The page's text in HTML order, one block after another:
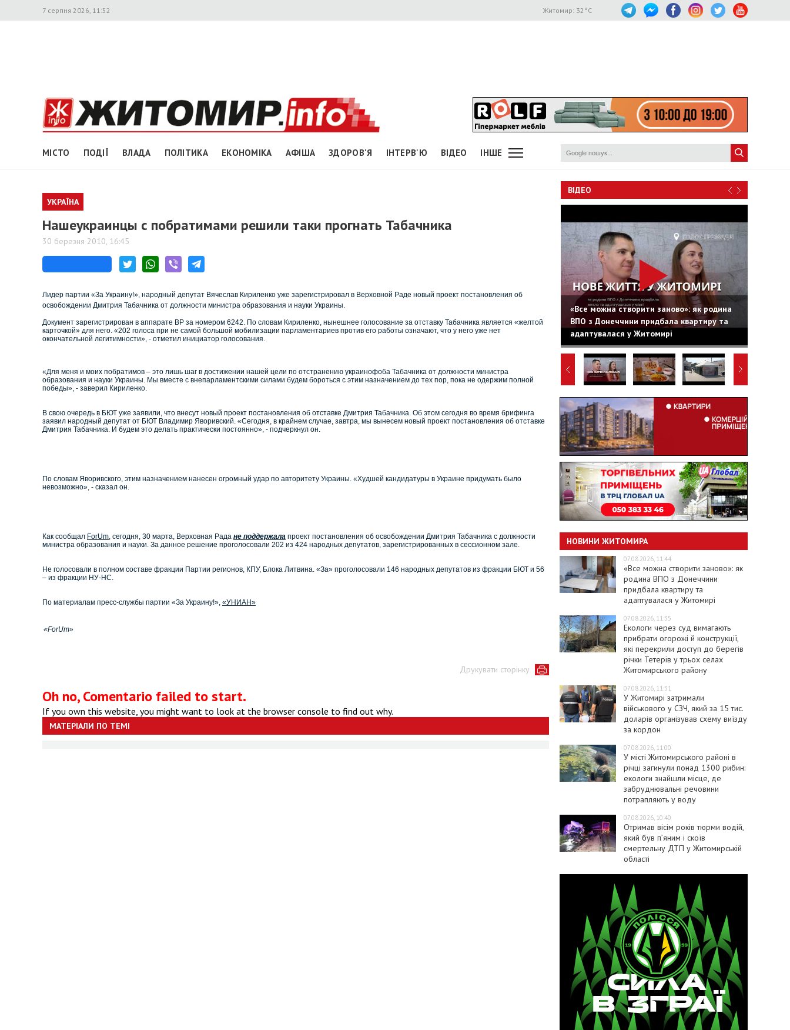
7 серпня 2026, 11:52 Житомир: 32 °C
МІСТО ПОДІЇ ВЛАДА ПОЛІТИКА ЕКОНОМІКА АФІША ЗДОРОВ'Я ІНТЕРВ'Ю ВІДЕО ІНШЕ
УКРАЇНА
Нашеукраинцы с побратимами решили таки прогнать Табачника
30 березня 2010, 16:45
Лидер партии «За Украину!», народный депутат Вячеслав Кириленко уже зарегистрировал в Верховной Раде новый проект постановления об
освобождении Дмитрия Табачника от должности министра образования и науки Украины.
Документ зарегистрирован в аппарате ВР за номером 6242. По словам Кириленко, нынешнее голосование за отставку Табачника является «желтой
карточкой» для него. «202 голоса при не самой большой мобилизации парламентариев против его работы означают, что у него уже нет
окончательной легитимности», - отметил инициатор голосования.
«Для меня и моих побратимов – это лишь шаг в достижении нашей цели по отстранению украинофоба Табачника от должности министра
образования и науки Украины. Мы вместе с внепарламентскими силами будем бороться с этим назначением до тех пор, пока не одержим полной
победы», - заверил Кириленко.
В свою очередь в БЮТ уже заявили, что внесут новый проект постановления об отставке Дмитрия Табачника. Об этом сегодня во время брифинга
заявил народный депутат от БЮТ Владимир Яворивский. «Сегодня, в крайнем случае, завтра, мы вынесем новый проект постановления об отставке
Дмитрия Табачника. И будем это делать практически постоянно», - подчеркнул он.
По словам Яворивского, этим назначением нанесен огромный удар по авторитету Украины. «Худшей кандидатуры в Украине придумать было
невозможно», - сказал он.
Как сообщал ForUm, сегодня, 30 марта, Верховная Рада не поддержала проект постановления об освобождении Дмитрия Табачника с должности
министра образования и науки. За данное решение проголосовали 202 из 424 народных депутатов, зарегистрированных в сессионном зале.
Не голосовали в полном составе фракции Партии регионов, КПУ, Блока Литвина. «За» проголосовали 146 народных депутатов из фракции БЮТ и 56
– из фракции НУ-НС.
По материалам пресс-службы партии «За Украину!», «УНИАН»
«ForUm»
Друкувати сторінку
Oh no, Comentario failed to start.
If you own this website, you might want to look at the browser console to find out why.
МАТЕРІАЛИ ПО ТЕМІ
ВІДЕО
«Все можна створити заново»: як родина
ВПО з Донеччини придбала квартиру та
адаптувалася у Житомирі
НОВИНИ ЖИТОМИРА
07.08.2026, 11:44
«Все можна створити заново»: як
родина ВПО з Донеччини
придбала квартиру та
адаптувалася у Житомирі
07.08.2026, 11:35
Екологи через суд вимагають
прибрати огорожі й конструкції,
які перекрили доступ до берегів
річки Тетерів у трьох селах
Житомирського району
07.08.2026, 11:31
У Житомирі затримали
військового у СЗЧ, який за 15 тис.
доларів організував схему виїзду
за кордон
07.08.2026, 11:00
У місті Житомирського районі в
річці загинули понад 1300 рибин:
екологи знайшли місце, де
забруднювальні речовини
потрапляють у воду
07.08.2026, 10:40
Отримав вісім років тюрми водій,
який був п’яним і скоїв
смертельну ДТП у Житомирській
області